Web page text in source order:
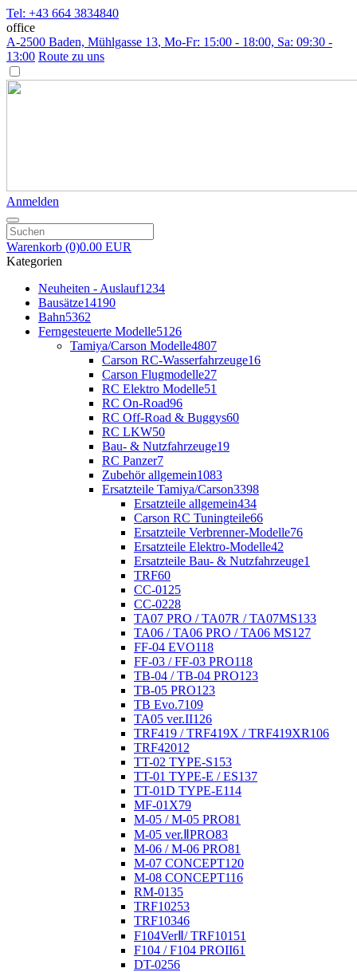
Tel: +43 664 3834840
office
A-2500 Baden, Mühlgasse 13, Mo-Fr: 15:00 - 18:00, Sa: 09:30 -
13:00 Route zu uns
Anmelden
Warenkorb (0)0.00 EUR
Kategorien
Neuheiten - Auslauf1234
Bausätze14190
Bahn5362
Ferngesteuerte Modelle5126
Tamiya/Carson Modelle4807
Carson RC-Wasserfahrzeuge16
Carson Flugmodelle27
RC Elektro Modelle51
RC On-Road96
RC Off-Road & Buggys60
RC LKW50
Bau- & Nutzfahrzeuge19
RC Panzer7
Zubehör allgemein1083
Ersatzteile Tamiya/Carson3398
Ersatzteile allgemein434
Carson RC Tuningteile66
Ersatzteile Verbrenner-Modelle76
Ersatzteile Elektro-Modelle42
Ersatzteile Bau- & Nutzfahrzeuge1
TRF60
CC-01 25
CC-0228
TA07 PRO / TA07R / TA07MS133
TA06 / TA06 PRO / TA06 MS127
FF-04 EVO118
FF-03 / FF-03 PRO118
TB-04 / TB-04 PRO123
TB-05 PRO123
TB Evo.7109
TA05 ver.II126
TRF419 / TRF419X / TRF419XR106
TRF42012
TT-02 TYPE-S153
TT-01 TYPE-E / ES137
TT-01D TYPE-E114
MF-01X79
M-05 / M-05 PRO81
M-05 ver.ⅡPRO83
M-06 / M-06 PRO81
M-07 CONCEPT120
M-08 CONCEPT116
RM-0135
TRF10253
TRF10346
F104VerⅡ/ TRF101 51
F104 / F104 PROII61
DT-0256